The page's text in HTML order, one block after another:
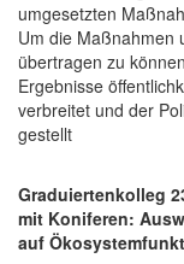
umgesetzten
Um die Maßnahmen
übertragen zu
Ergebnisse
verbreitet und der
gestellt
Graduiertenkolleg
mit Koniferen:
auf